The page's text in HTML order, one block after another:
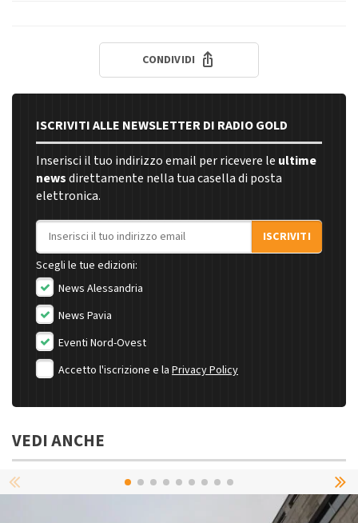
CONDIVIDI
ISCRIVITI ALLE NEWSLETTER DI RADIO GOLD
Inserisci il tuo indirizzo email per ricevere le ultime
newsdirettamente nella tua casella di posta
elettronica.
Indirizzo email
ISCRIVITI
Scegli le tue edizioni:
News Alessandria
News Pavia
Eventi Nord-Ovest
Accetto l'iscrizione e la Privacy Policy
VEDI ANCHE